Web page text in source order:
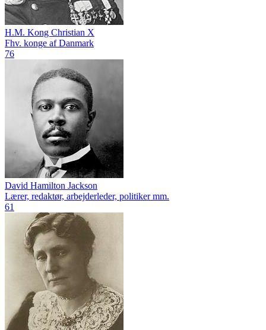
H.M. Kong Christian X
Fhv. konge af Danmark
76
David Hamilton Jackson
Lærer, redaktør, arbejderleder, politiker mm.
61